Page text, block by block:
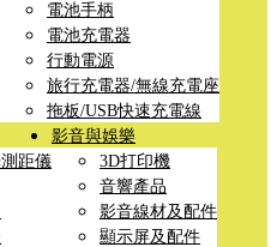
電池手柄
電池充電器
行動電源
旅行充電器/無線充電座
拖板/USB快速充電線
距儀
影音與娛樂
3D打印機
音響產品
影音線材及配件
顯示屏及配件